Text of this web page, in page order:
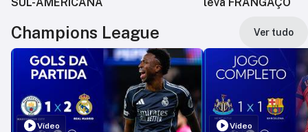
SUL-AMERICANA
leva FRANGAÇO
Champions League Ver tudo
Vídeo Vídeo